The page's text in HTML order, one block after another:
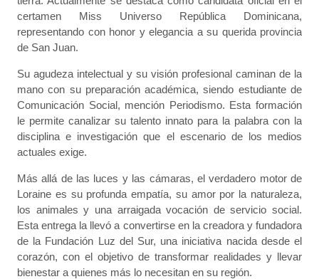
certamen Miss Universo República Dominicana,
representando con honor y elegancia a su querida provincia
de San Juan.
Su agudeza intelectual y su visión profesional caminan de la
mano con su preparación académica, siendo estudiante de
Comunicación Social, mención Periodismo. Esta formación
le permite canalizar su talento innato para la palabra con la
disciplina e investigación que el escenario de los medios
actuales exige.
Más allá de las luces y las cámaras, el verdadero motor de
Loraine es su profunda empatía, su amor por la naturaleza,
los animales y una arraigada vocación de servicio social.
Esta entrega la llevó a convertirse en la creadora y fundadora
de la Fundación Luz del Sur, una iniciativa nacida desde el
corazón, con el objetivo de transformar realidades y llevar
bienestar a quienes más lo necesitan en su región.